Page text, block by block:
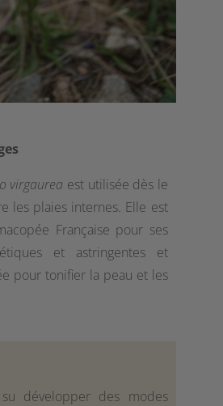
virgaurea est utilisée dès le
les plaies internes. Elle est
Française pour ses
et astringentes et
pour tonifier la peau et les
développer des modes